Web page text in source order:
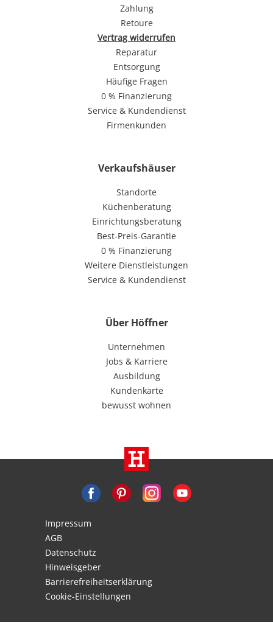
Zahlung
Retoure
Vertrag widerrufen
Reparatur
Entsorgung
Häufige Fragen
0 % Finanzierung
Service & Kundendienst
Firmenkunden
Verkaufshäuser
Standorte
Küchenberatung
Einrichtungsberatung
Best-Preis-Garantie
0 % Finanzierung
Weitere Dienstleistungen
Service & Kundendienst
Über Höffner
Unternehmen
Jobs & Karriere
Ausbildung
Kundenkarte
bewusst wohnen
Impressum
AGB
Datenschutz
Hinweisgeber
Barrierefreiheitserklärung
Cookie-Einstellungen